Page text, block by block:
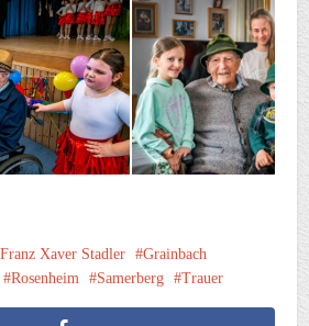
Franz Xaver Stadler
Grainbach
Rosenheim Samerberg Trauer